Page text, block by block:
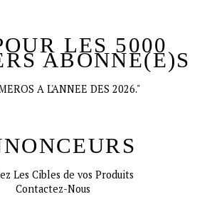
LES 5000
ABONNE(E)S
A L'ANNEE DES 2026."
Les Cibles de vos Produits
Contactez-Nous